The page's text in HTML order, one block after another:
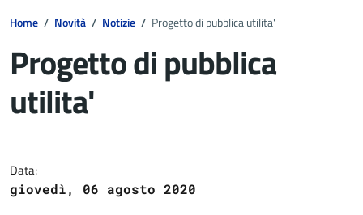
Home / Novità / Notizie / Progetto di pubblica utilita'
Progetto di pubblica
utilita'
Data:
giovedì, 06 agosto 2020